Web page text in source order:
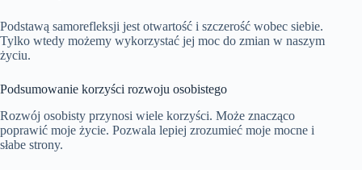
Podstawą samorefleksji jest otwartość i szczerość wobec siebie.
Tylko wtedy możemy wykorzystać jej moc do zmian w naszym
życiu.
Podsumowanie korzyści rozwoju osobistego
Rozwój osobisty przynosi wiele korzyści. Może znacząco
poprawić moje życie. Pozwala lepiej zrozumieć moje mocne i
słabe strony.